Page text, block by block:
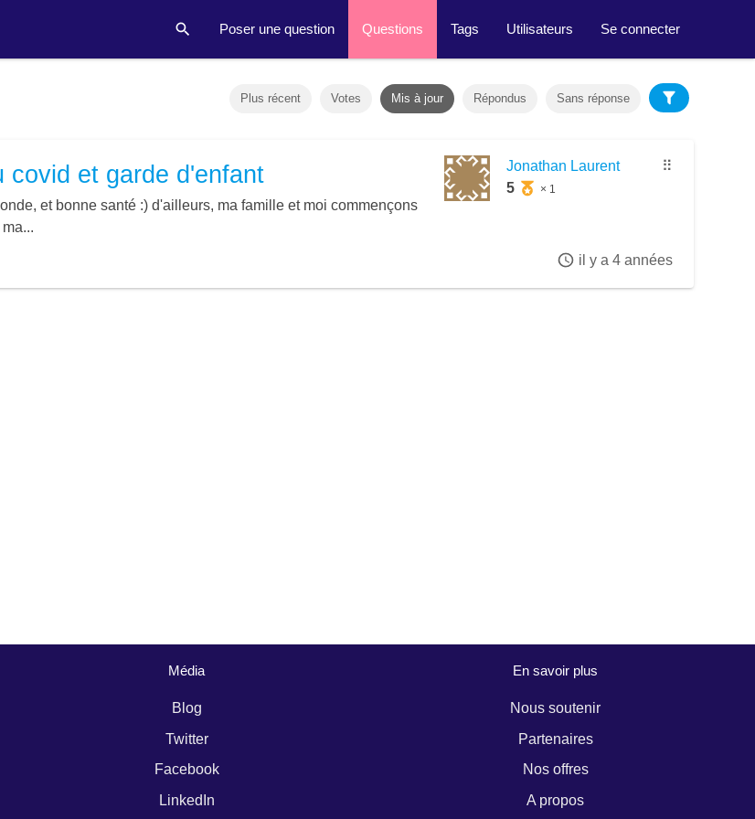
Poser une question Questions Tags Utilisateurs Se connecter
Plus récent Votes Mis à jour Répondus Sans réponse
covid et garde d'enfant
et bonne santé :) d'ailleurs, ma famille et moi commençons
⠿
Jonathan Laurent
5
× 1
il y a 4 années
Média
Blog
Twitter
Facebook
LinkedIn
En savoir plus
Nous soutenir
Partenaires
Nos offres
A propos